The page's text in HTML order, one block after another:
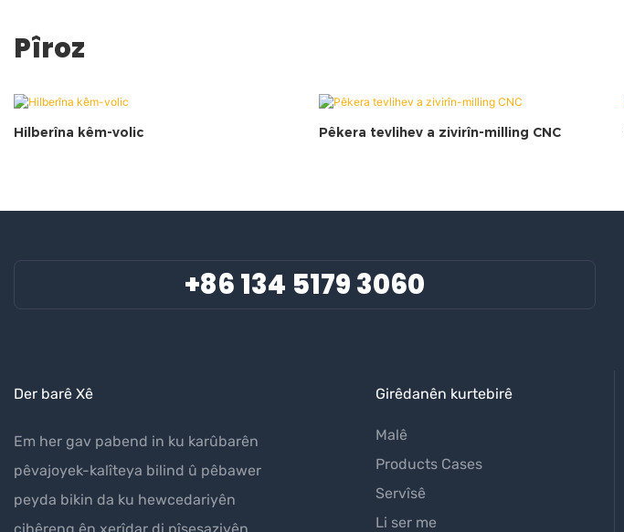
Pîroz
Hilberîna kêm-volic Pêkera tevlihev a zivirîn-milling CNC
+86 134 5179 3060
Der barê Xê
Em her gav pabend in ku karûbarên
pêvajoyek-kalîteya bilind û pêbawer
peyda bikin da ku hewcedariyên
Girêdanên kurtebirê
Malê
Products Cases
Servîsê
Li ser me